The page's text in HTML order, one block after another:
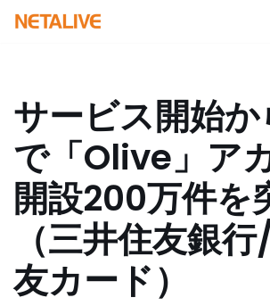
ン
ツ
へ
キ
ッ
サービス開始か
で「Olive」ア
開設200万件を
（三井住友銀
友カード）